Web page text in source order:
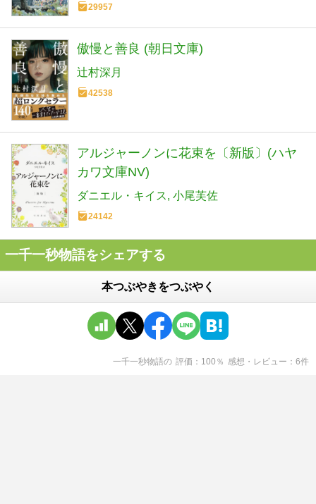
29957
傲慢と善良 (朝日文庫)
辻村深月
42538
アルジャーノンに花束を〔新版〕(ハヤ
カワ文庫NV)
ダニエル・キイス 小尾芙佐
24142
一千一秒物語をシェアする
本つぶやきをつぶやく
一千一秒物語の 評価 100 ％ 感想・レビュー 6件